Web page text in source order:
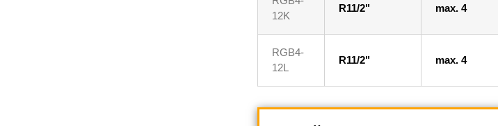
12K
R11/2" max. 4
RGB4-
12L
R11/2" max. 4